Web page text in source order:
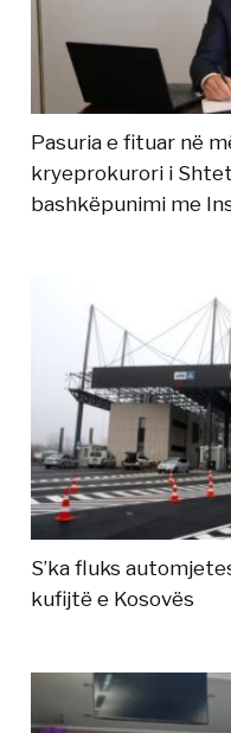
Pasuria e fituar në
kryeprokurori i
bashkëpunimi me
S’ka fluks
kufijtë e Kosovës